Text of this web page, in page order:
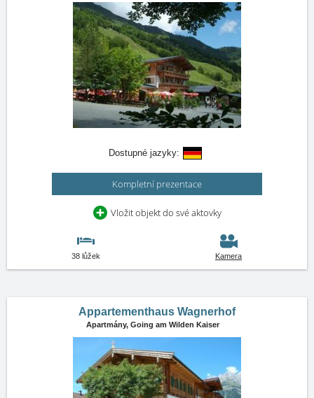
Dostupné jazyky:
Kompletní prezentace
Vložit objekt do své aktovky
38 lůžek Kamera
Appartementhaus Wagnerhof
Apartmány, Going am Wilden Kaiser